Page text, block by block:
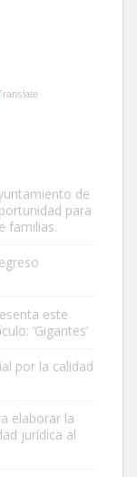
de la zona los
de un mes,
de
para
familias.
este
‘Gigantes’
por la calidad
elaborar la
jurídica al